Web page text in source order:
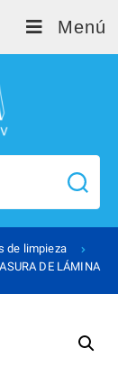
Menú
de limpieza
DE LÁMINA